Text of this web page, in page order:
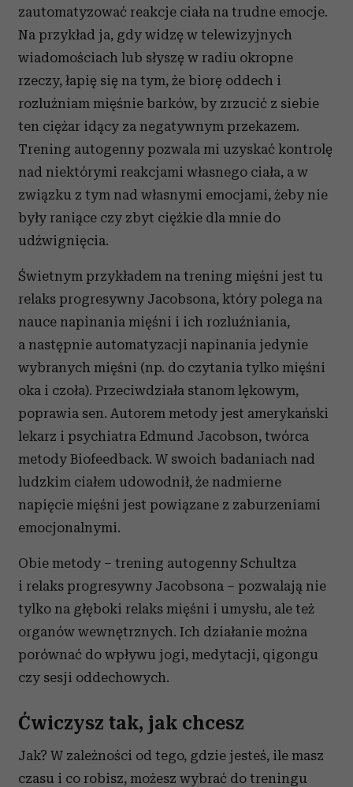
zautomatyzować reakcje ciała na trudne emocje.
Na przykład ja, gdy widzę w telewizyjnych
wiadomościach lub słyszę w radiu okropne
rzeczy, łapię się na tym, że biorę oddech i
rozluźniam mięśnie barków, by zrzucić z siebie
ten ciężar idący za negatywnym przekazem.
Trening autogenny pozwala mi uzyskać kontrolę
nad niektórymi reakcjami własnego ciała, a w
związku z tym nad własnymi emocjami, żeby nie
były raniące czy zbyt ciężkie dla mnie do
udźwignięcia.
Świetnym przykładem na trening mięśni jest tu
relaks progresywny Jacobsona, który polega na
nauce napinania mięśni i ich rozluźniania,
a następnie automatyzacji napinania jedynie
wybranych mięśni (np. do czytania tylko mięśni
oka i czoła). Przeciwdziała stanom lękowym,
poprawia sen. Autorem metody jest amerykański
lekarz i psychiatra Edmund Jacobson, twórca
metody Biofeedback. W swoich badaniach nad
ludzkim ciałem udowodnił, że nadmierne
napięcie mięśni jest powiązane z zaburzeniami
emocjonalnymi.
Obie metody – trening autogenny Schultza
i relaks progresywny Jacobsona – pozwalają nie
tylko na głęboki relaks mięśni i umysłu, ale też
organów wewnętrznych. Ich działanie można
porównać do wpływu jogi, medytacji, qigongu
czy sesji oddechowych.
Ćwiczysz tak, jak chcesz
Jak? W zależności od tego, gdzie jesteś, ile masz
czasu i co robisz, możesz wybrać do treningu